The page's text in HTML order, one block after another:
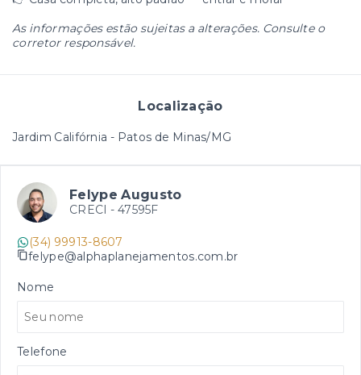
As informações estão sujeitas a alterações. Consulte o
corretor responsável.
Localização
Jardim Califórnia - Patos de Minas/MG
Felype Augusto
CRECI - 47595F
(34) 99913-8607
felype@alphaplanejamentos.com.br
Nome
Telefone